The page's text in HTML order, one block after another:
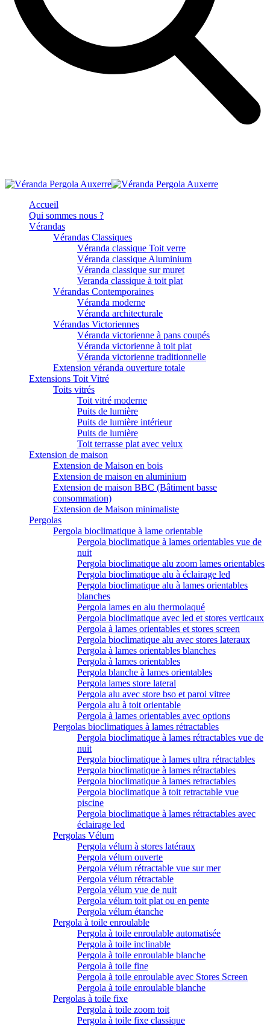
Accueil
Qui sommes nous ?
Vérandas
Vérandas Classiques
Véranda classique Toit verre
Véranda classique Aluminium
Véranda classique sur muret
Veranda classique à toit plat
Vérandas Contemporaines
Véranda moderne
Véranda architecturale
Vérandas Victoriennes
Véranda victorienne à pans coupés
Véranda victorienne à toit plat
Véranda victorienne traditionnelle
Extension véranda ouverture totale
Extensions Toit Vitré
Toits vitrés
Toit vitré moderne
Puits de lumière
Puits de lumière intérieur
Puits de lumière
Toit terrasse plat avec velux
Extension de maison
Extension de Maison en bois
Extension de maison en aluminium
Extension de maison BBC (Bâtiment basse
consommation)
Extension de Maison minimaliste
Pergolas
Pergola bioclimatique à lame orientable
Pergola bioclimatique à lames orientables vue de
nuit
Pergola bioclimatique alu zoom lames orientables
Pergola bioclimatique alu à éclairage led
Pergola bioclimatique alu à lames orientables
blanches
Pergola lames en alu thermolaqué
Pergola bioclimatique avec led et stores verticaux
Pergola à lames orientables et stores screen
Pergola bioclimatique alu avec stores lateraux
Pergola à lames orientables blanches
Pergola à lames orientables
Pergola blanche à lames orientables
Pergola lames store lateral
Pergola alu avec store bso et paroi vitree
Pergola alu à toit orientable
Pergola à lames orientables avec options
Pergolas bioclimatiques à lames rétractables
Pergola bioclimatique à lames rétractables vue de
nuit
Pergola bioclimatique à lames ultra rétractables
Pergola bioclimatique à lames rétractables
Pergola bioclimatique à lames retractables
Pergola bioclimatique à toit retractable vue
piscine
Pergola bioclimatique à lames rétractables avec
éclairage led
Pergolas Vélum
Pergola vélum à stores latéraux
Pergola vélum ouverte
Pergola vélum rétractable vue sur mer
Pergola vélum rétractable
Pergola vélum vue de nuit
Pergola vélum toit plat ou en pente
Pergola vélum étanche
Pergola à toile enroulable
Pergola à toile enroulable automatisée
Pergola à toile inclinable
Pergola à toile enroulable blanche
Pergola à toile fine
Pergola à toile enroulable avec Stores Screen
Pergola à toile enroulable blanche
Pergolas à toile fixe
Pergola à toile zoom toit
Pergola à toile fixe classique